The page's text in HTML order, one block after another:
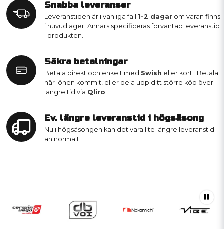
Snabba leveranser
Leveranstiden är i vanliga fall 1-2 dagar om varan finns
i huvudlager. Annars specificeras förväntad leveranstid
i produkten.
Säkra betalningar
Betala direkt och enkelt med Swish eller kort! Betala
när lönen kommit, eller dela upp ditt större köp över
längre tid via Qliro!
Ev. längre leveranstid i högsäsong
Nu i högsäsongen kan det vara lite längre leveranstid
än normalt.